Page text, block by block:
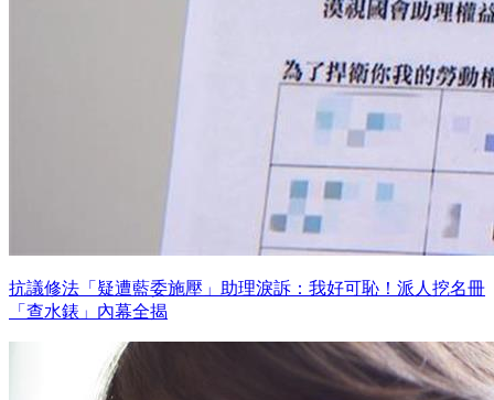
抗議修法「疑遭藍委施壓」助理淚訴：我好可恥！派人挖名冊
「查水錶」內幕全揭